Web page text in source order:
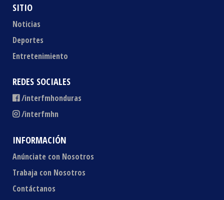
SITIO
Noticias
Deportes
Entretenimiento
REDES SOCIALES
/interfmhonduras
/interfmhn
INFORMACIÓN
Anúnciate con Nosotros
Trabaja con Nosotros
Contáctanos